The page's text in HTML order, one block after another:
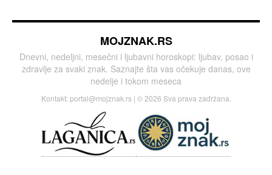
MOJZNAK.RS
Dnevni, nedeljni, mesečni i ljubavni horoskopi: ljubav, posao i
zdravlje za svaki znak. Saznajte šta vas očekuje danas, ove
nedelje i tokom meseca
Kontakt: portal@mojznak.rs| © 2026 Sva prava zadržana.